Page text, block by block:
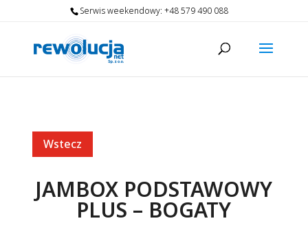
Serwis weekendowy:+48 579 490 088
Wstecz
JAMBOX PODSTAWOWY
PLUS – BOGATY